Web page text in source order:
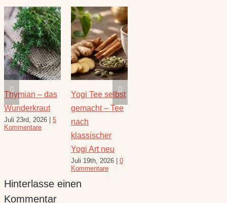
Tee selbst
– Tee
Die heilende
Kraft der Minze
Juli 16th, 2026
Kommentar
Salbei –
Heilwirkung
Hinterlasse einen
Kommentar